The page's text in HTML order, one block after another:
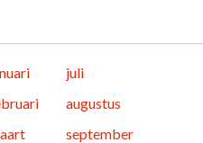
juli
augustus
september